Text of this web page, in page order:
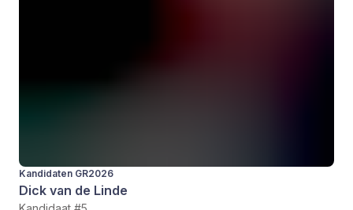
Kandidaten GR2026
Dick van de Linde